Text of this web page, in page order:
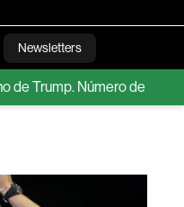
Newsletters
Vídeos
Número de brasileiros